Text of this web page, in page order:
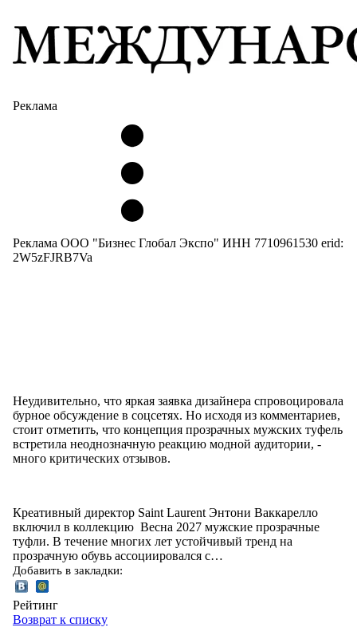
Реклама
Реклама ООО "Бизнес Глобал Экспо" ИНН 7710961530 erid:
2W5zFJRB7Va
Неудивительно, что яркая заявка дизайнера спровоцировала
бурное обсуждение в соцсетях. Но исходя из комментариев,
стоит отметить, что концепция прозрачных мужских туфель
встретила неоднозначную реакцию модной аудитории, -
много критических отзывов.
Креативный директор Saint Laurent Энтони Ваккарелло
включил в коллекцию Весна 2027 мужские прозрачные
туфли. В течение многих лет устойчивый тренд на
прозрачную обувь ассоциировался с…
Добавить в закладки:
Рейтинг
Возврат к списку